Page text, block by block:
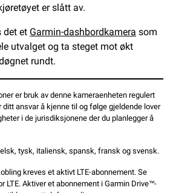
er slått av.
det et Garmin-dashbordkamera som
utvalget og ta steget mot økt
rundt.
er bruk av denne kameraenheten regulert
ditt ansvar å kjenne til og følge gjeldende lover
i de jurisdiksjonene der du planlegger å
tysk, italiensk, spansk, fransk og svensk.
kreves et aktivt LTE-abonnement. Se
LTE. Aktiver et abonnement i Garmin Drive™-